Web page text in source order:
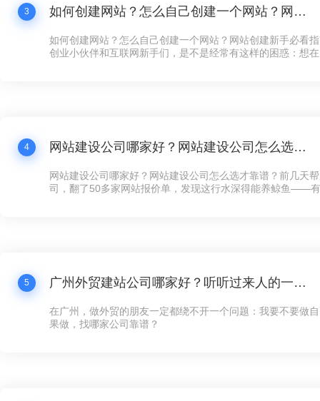
3 如何创建网站？怎么自己创建一个网站？网站创建新手必看指南！
如何创建网站？怎么自己创建一个网站？网站创建新手必看
创业小伙伴和互联网新手们，是不是经常有这样的困惑：想
4 网站建设公司哪家好？网站建设公司怎么选才靠谱？
网站建设公司哪家好？网站建设公司怎么选才靠谱？前几天
司，翻了50多家网站报价单，发现这行水深得能养鲸鱼——
5 广州外贸建站公司哪家好？听听过来人的一点体会
在广州，做外贸的朋友一定都绕不开一个问题：我要不要做
果做，找哪家公司靠谱？